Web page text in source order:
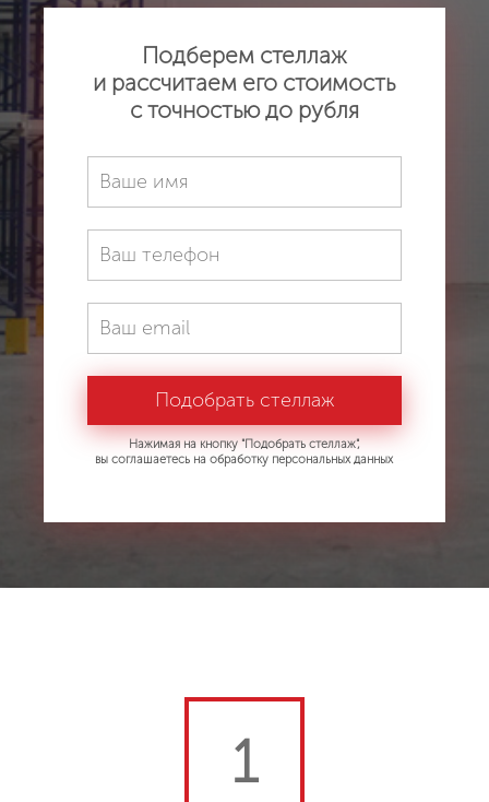
Подберем стеллаж
и рассчитаем его стоимость
с точностью до рубля
Нажимая на кнопку "Подобрать стеллаж",
вы соглашаетесь на обработку персональных данных
1